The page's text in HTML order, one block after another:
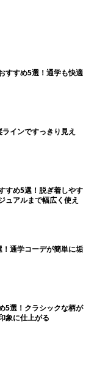
すすめ5選！通学も快適
インですっきり見え
すめ5選！脱ぎ着しやす
ュアルまで幅広く使え
通学コーデが簡単に垢
5選！クラシックな柄が
象に仕上がる